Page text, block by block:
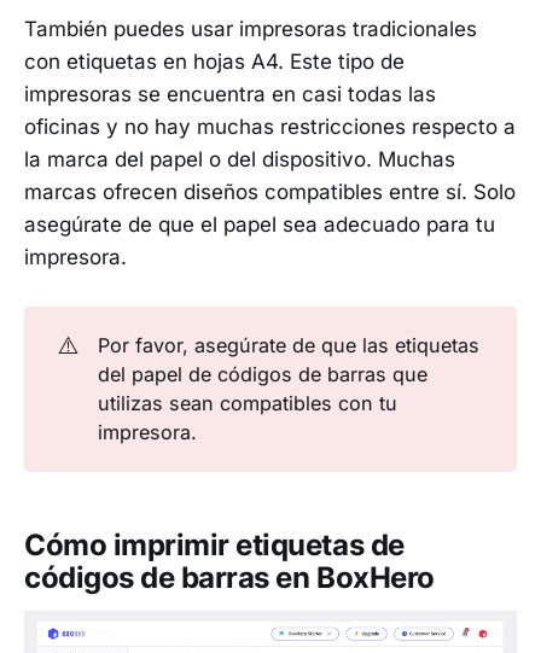
También puedes usar impresoras tradicionales
con etiquetas en hojas A4. Este tipo de
impresoras se encuentra en casi todas las
oficinas y no hay muchas restricciones respecto a
la marca del papel o del dispositivo. Muchas
marcas ofrecen diseños compatibles entre sí. Solo
asegúrate de que el papel sea adecuado para tu
impresora.
⚠️
Por favor, asegúrate de que las etiquetas
del papel de códigos de barras que
utilizas sean compatibles con tu
impresora.
Cómo imprimir etiquetas de
códigos de barras en BoxHero